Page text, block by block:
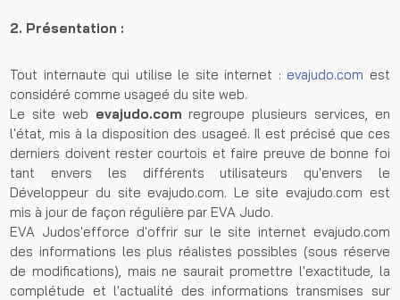
2. Présentation :
Tout internaute qui utilise le site internet :evajudo.com est
considéré comme usageé du site web.
Le site web evajudo.com regroupe plusieurs services, en
l'état, mis à la disposition des usageé. Il est précisé que ces
derniers doivent rester courtois et faire preuve de bonne foi
tant envers les différents utilisateurs qu'envers le
Développeur du site evajudo.com. Le site evajudo.com est
mis à jour de façon régulière par EVA Judo.
EVA Judos'efforce d'offrir sur le site internet evajudo.com
des informations les plus réalistes possibles (sous réserve
de modifications), mais ne saurait promettre l'exactitude, la
complétude et l'actualité des informations transmises sur